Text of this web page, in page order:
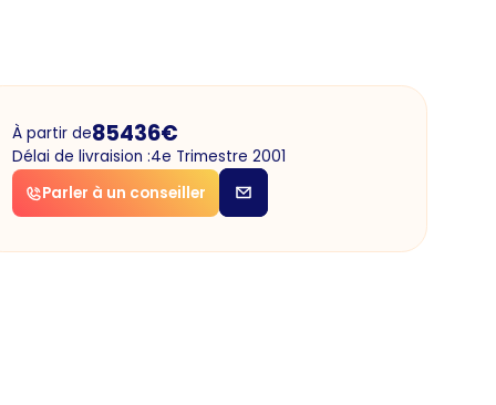
À partir de85436€
Délai de livraision :4e Trimestre 2001
Parler à un conseiller